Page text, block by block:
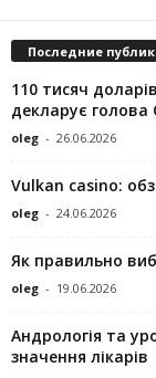
Последние
110 тисяч
декларує голова
oleg - 26.06.2026
Vulkan casino:
oleg - 24.06.2026
Як правильно
oleg - 19.06.2026
Андрологія та
значення лікарів